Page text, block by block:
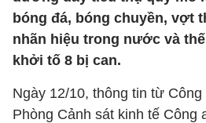
bóng đá, bóng chuyền, vợt
nhãn hiệu trong nước và
khởi tố 8 bị can.
Ngày 12/10, thông tin từ
Phòng Cảnh sát kinh tế Công